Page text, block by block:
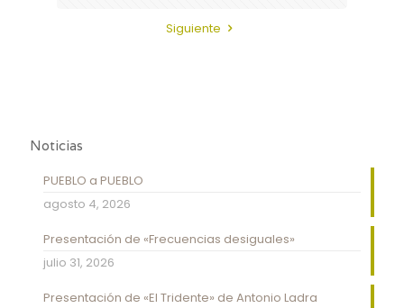
Siguiente
Noticias
PUEBLO a PUEBLO
agosto 4, 2026
Presentación de «Frecuencias desiguales»
julio 31, 2026
Presentación de «El Tridente» de Antonio Ladra